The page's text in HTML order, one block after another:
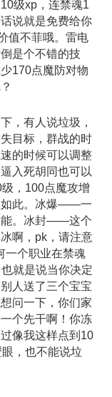
级xp，连禁魂1
说就是免费给你
值不菲哦。雷电
是个不错的技
170点魔防对物
有人说垃圾，
目标，群战的时
的时候可以调整
入死胡同也可以
，100点魔攻增
如此。冰爆——一
能。冰封——这个
啊，pk，请注意
一个职业在禁魂
就是说当你决定
人送了三个宝宝
问一下，你们家
个先干啊！你冻
像我这样点到10
，也不能说垃